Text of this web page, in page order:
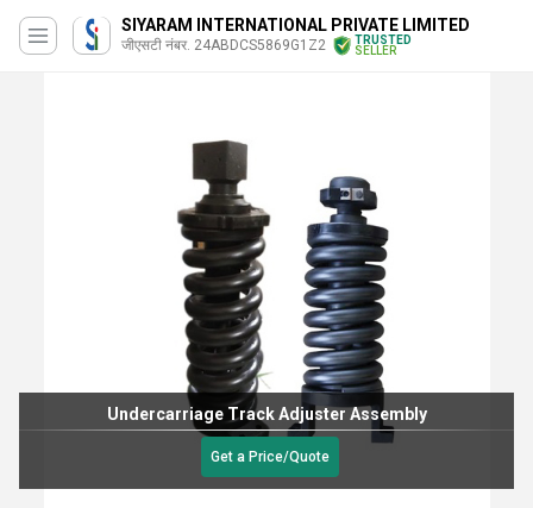
SIYARAM INTERNATIONAL PRIVATE LIMITED
जीएसटी नंबर. 24ABDCS5869G1Z2
TRUSTED
SELLER
Undercarriage Track Adjuster Assembly
Get a Price/Quote